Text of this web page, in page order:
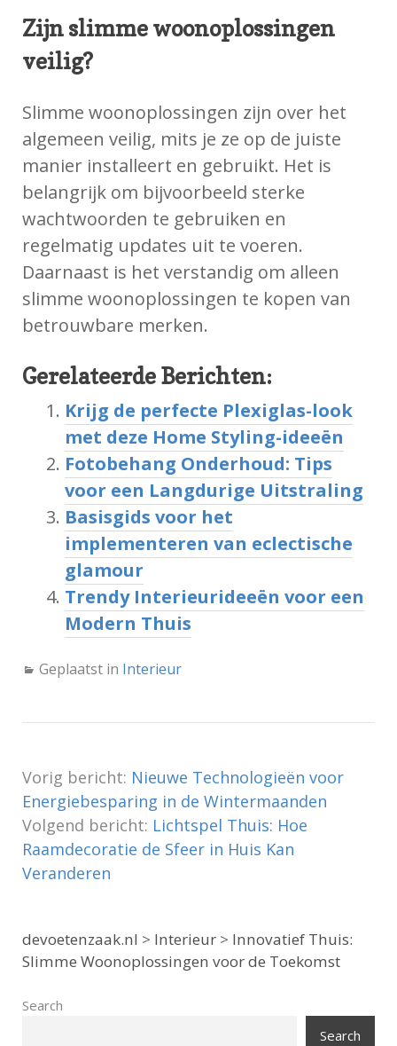
Zijn slimme woonoplossingen
veilig?
Slimme woonoplossingen zijn over het
algemeen veilig, mits je ze op de juiste
manier installeert en gebruikt. Het is
belangrijk om bijvoorbeeld sterke
wachtwoorden te gebruiken en
regelmatig updates uit te voeren.
Daarnaast is het verstandig om alleen
slimme woonoplossingen te kopen van
betrouwbare merken.
Gerelateerde Berichten:
Krijg de perfecte Plexiglas-look
met deze Home Styling-ideeën
Fotobehang Onderhoud: Tips
voor een Langdurige Uitstraling
Basisgids voor het
implementeren van eclectische
glamour
Trendy Interieurideeën voor een
Modern Thuis
Geplaatst in Interieur
Vorig bericht: Nieuwe Technologieën voor
Energiebesparing in de Wintermaanden
Volgend bericht: Lichtspel Thuis: Hoe
Raamdecoratie de Sfeer in Huis Kan
Veranderen
devoetenzaak.nl > Interieur > Innovatief Thuis:
Slimme Woonoplossingen voor de Toekomst
Search
Search